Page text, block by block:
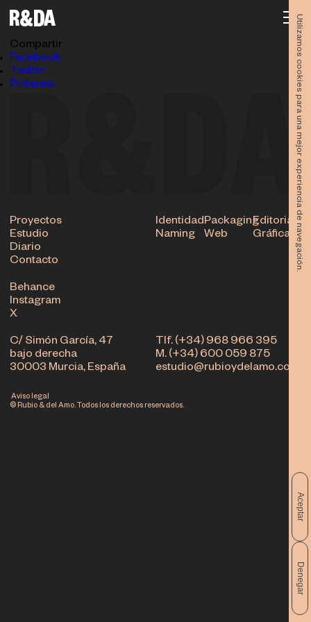
Utilizamos cookies para una mejor experiencia de navegación.
Aceptar
Denegar
16.05.2018
Compartir
Facebook
Twitter
Pinterest
Tlf. (+34) 968 966 395
M. (+34) 600 059 875
estudio@rubioydelamo.com
C/ Simón García, 47
bajo derecha
30003 Murcia, España
Proyectos
Estudio
Diario
Contacto
IdentidadPackagingEditorial
Naming
Web Gráfica
Behance
Instagram
X
© Rubio & del Amo. Todos los derechos reservados.
Aviso legal